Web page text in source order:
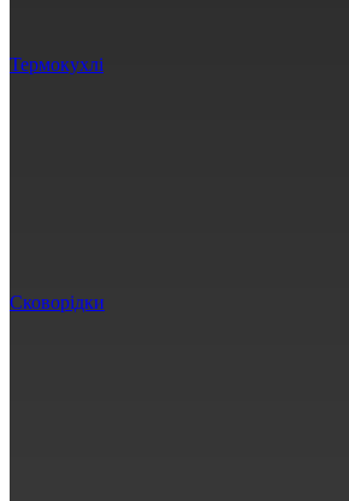
Термокухлі
Сковорідки